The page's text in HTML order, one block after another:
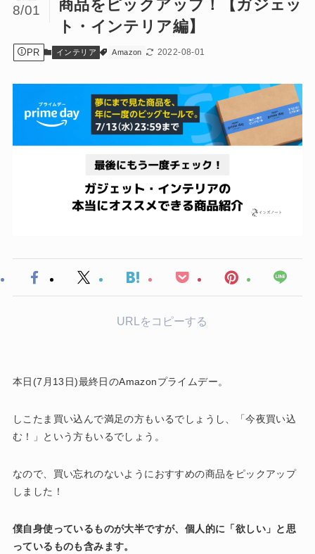
商品をピックアップ！【ガジェッ
ト・インテリア編】
8/01
PR インテリア Amazon 2022-08-01
URLをコピーする
本日(7月13日)最終日のAmazonプライムデー。
しこたま買い込んで満足の方もいるでしょうし、「今夜買い込
む！」という方もいるでしょう。
なので、買い忘れのないようにおすすめの商品をピックアップ
しました！
僕自身使っているものが大半ですが、個人的に「欲しい」と思
っているものも含みます。